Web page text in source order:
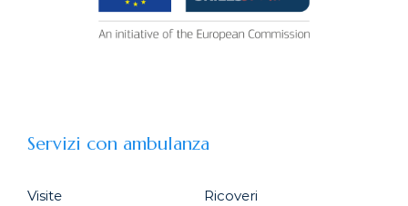
Servizi con ambulanza
Visite
Ricoveri